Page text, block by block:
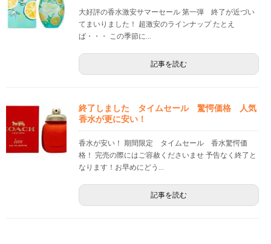
大好評の香水激安サマーセール 第一弾 終了が近づい
てまいりました！ 超激安のラインナップ たとえ
ば・・・ この季節に...
記事を読む
終了しました タイムセール 驚愕価格 人気
香水が更に安い！
香水が安い！ 期間限定 タイムセール 香水驚愕価
格！ 完売の際にはご容赦くださいませ 予告なく終了と
なります！お早めにどう...
記事を読む